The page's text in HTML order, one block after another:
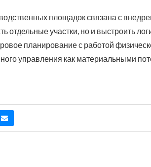
площадок связана с
отдельные участки, но и выстроить
планирование с работой
управления как материальными